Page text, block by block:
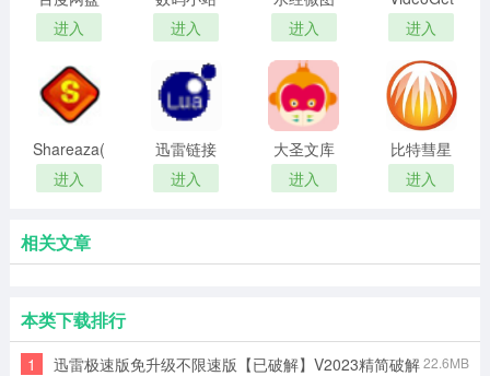
破解版
进入
百度网盘
不限速下
载工具
进入
纯净版
进入
官方正版
进入
Shareaza(P2P
下载工具)
进入
迅雷链接
解析工具
进入
大圣文库
下载器
进入
比特彗星
进入
相关文章
本类下载排行
1 迅雷极速版免升级不限速版【已破解】V2023精简破解22.6MB